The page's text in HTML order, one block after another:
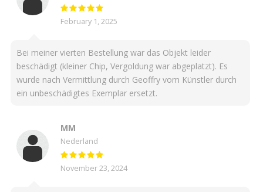
February 1, 2025
Bei meiner vierten Bestellung war das Objekt leider
beschädigt (kleiner Chip, Vergoldung war abgeplatzt). Es
wurde nach Vermittlung durch Geoffry vom Künstler durch
ein unbeschädigtes Exemplar ersetzt.
MM
Nederland
November 23, 2024